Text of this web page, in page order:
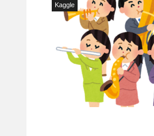
Kaggle